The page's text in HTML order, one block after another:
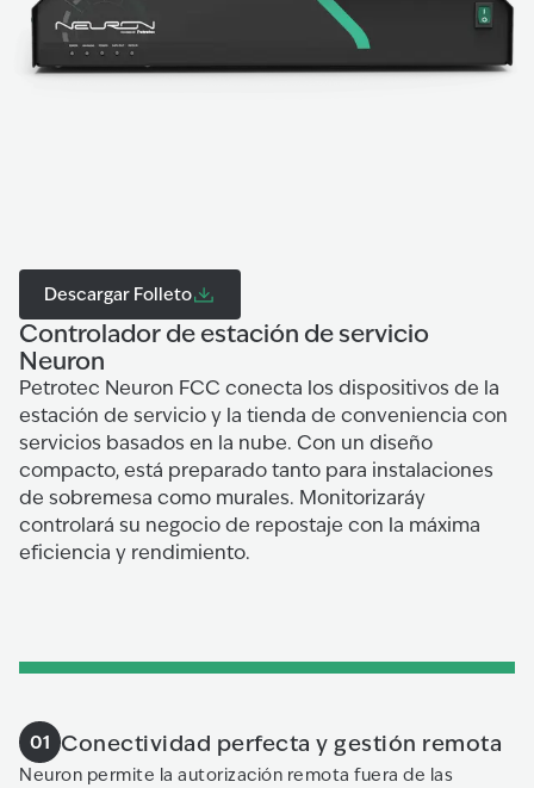
Descargar Folleto
Controlador de estación de servicio
Neuron
Petrotec Neuron FCC conecta los dispositivos de la
estación de servicio y la tienda de conveniencia con
servicios basados en la nube. Con un diseño
compacto, está preparado tanto para instalaciones
de sobremesa como murales. Monitorizaráy
controlará su negocio de repostaje con la máxima
eficiencia y rendimiento.
01 Conectividad perfecta y gestión remota
Neuron permite la autorización remota fuera de las